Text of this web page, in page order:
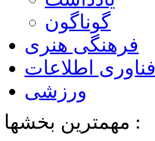
گوناگون
فرهنگی هنری
فناوری اطلاعات
ورزشی
مهمترین بخشها :